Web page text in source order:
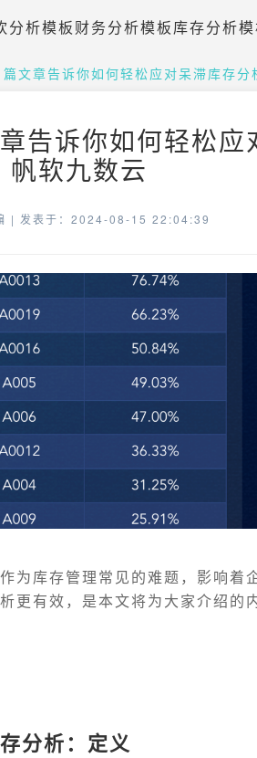
分析模板财务分析模板库存分析模
篇文章告诉你如何轻松应对呆滞库存
告诉你如何轻松
软九数云
| 发表于：2024-08-15 22:04:39
为库存管理常见的难题，影响着
更有效，是本文将为大家介绍的
分析：定义